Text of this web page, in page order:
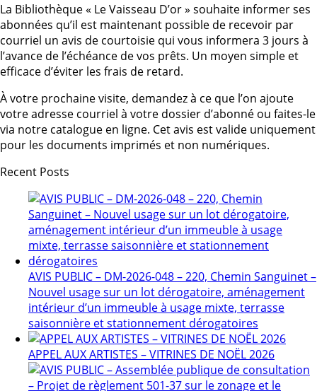
La Bibliothèque « Le Vaisseau D’or » souhaite informer ses
abonnées qu’il est maintenant possible de recevoir par
courriel un avis de courtoisie qui vous informera 3 jours à
l’avance de l’échéance de vos prêts. Un moyen simple et
efficace d’éviter les frais de retard.
À votre prochaine visite, demandez à ce que l’on ajoute
votre adresse courriel à votre dossier d’abonné ou faites-le
via notre catalogue en ligne. Cet avis est valide uniquement
pour les documents imprimés et non numériques.
Recent Posts
AVIS PUBLIC – DM-2026-048 – 220, Chemin Sanguinet –
Nouvel usage sur un lot dérogatoire, aménagement
intérieur d’un immeuble à usage mixte, terrasse
saisonnière et stationnement dérogatoires
APPEL AUX ARTISTES – VITRINES DE NOËL 2026